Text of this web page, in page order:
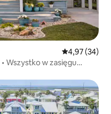
Średnia
4,97 (34)
Wszystko w zasięgu